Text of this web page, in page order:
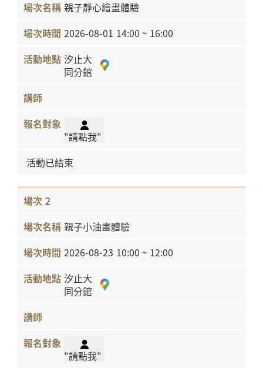
親子靜心繪畫體驗
2026-08-01 14:00 ~ 16:00
汐止大
同分館
"請點我"
活動已結束
2
親子小油畫體驗
2026-08-23 10:00 ~ 12:00
汐止大
同分館
"請點我"